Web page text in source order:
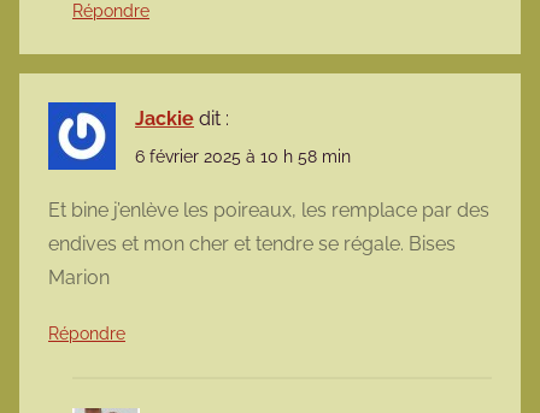
Répondre
Jackie dit :
6 février 2025 à 10 h 58 min
Et bine j’enlève les poireaux, les remplace par des
endives et mon cher et tendre se régale. Bises
Marion
Répondre